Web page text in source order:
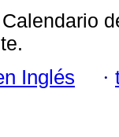
Calendario
Inglés ·